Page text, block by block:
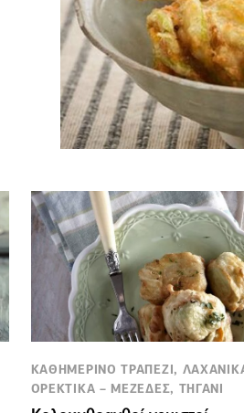
ΚΑΘΗΜΕΡΙΝΟ ΤΡΑΠΕΖΙ,
ΟΡΕΚΤΙΚΑ – ΜΕΖΕΔΕΣ, ΤΗΓΑΝΙ